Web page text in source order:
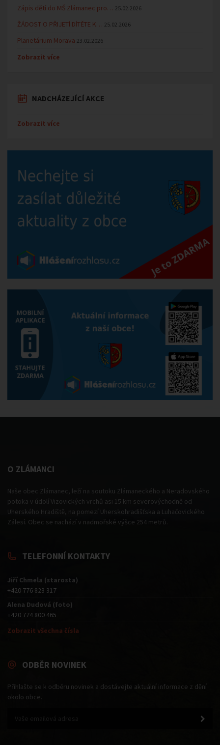
Zápis dětí do MŠ Zlámanec pro… 25.02.2026
ŽÁDOST O PŘIJETÍ DÍTĚTE K… 25.02.2026
Planetárium Morava 23.02.2026
Zobrazit více
NADCHÁZEJÍCÍ AKCE
Zobrazit více
O ZLÁMANCI
Naše obec Zlámanec, leží na soutoku Zlámaneckého a Neradovského
potoka v údolí Vizovických vrchů asi 15 km severovýchodně od
Uherského Hradiště, na pomezí Uherskohradišťska a Luhačovického
Zálesí. Obec se nachází v nadmořské výšce 254 metrů.
TELEFONNÍ KONTAKTY
Jiří Chmela (starosta)
+420 776 823 317
Alena Dudová (foto)
+420 774 800 465
Zobrazit všechna čísla
ODBĚR NOVINEK
Přihlašte se k odběru novinek a dostávejte aktuální informace z dění
okolo obce.